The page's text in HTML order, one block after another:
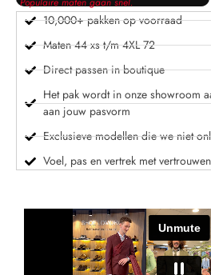
10,000+ pakken op voorraad
Maten 44 xs t/m 4XL 72
Direct passen in boutique
Het pak wordt in onze showroom
aan jouw pasvorm
Exclusieve modellen die we niet
Voel, pas en vertrek met